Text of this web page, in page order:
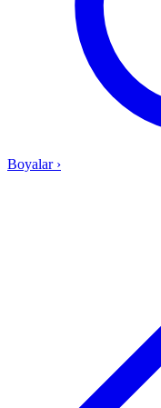
Boyalar ›